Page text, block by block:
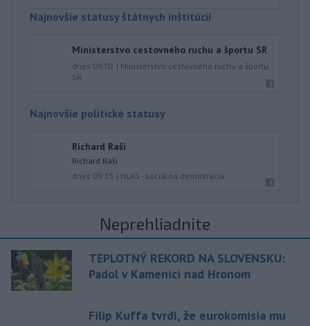
Najnovšie statusy štátnych inštitúcií
Ministerstvo cestovného ruchu a športu SR
dnes 09:02 | Ministerstvo cestovného ruchu a športu
SR
Najnovšie politické statusy
Richard Raši
Richard Raši
dnes 09:15 | HLAS - sociálna demokracia
Neprehliadnite
TEPLOTNÝ REKORD NA SLOVENSKU:
Padol v Kamenici nad Hronom
Filip Kuffa tvrdí, že eurokomisia mu